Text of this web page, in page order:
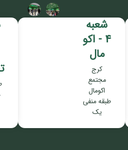
شعبه
4 - اکو
مال
کرج
مجتمع
اکومال
طبقه منفی
یک